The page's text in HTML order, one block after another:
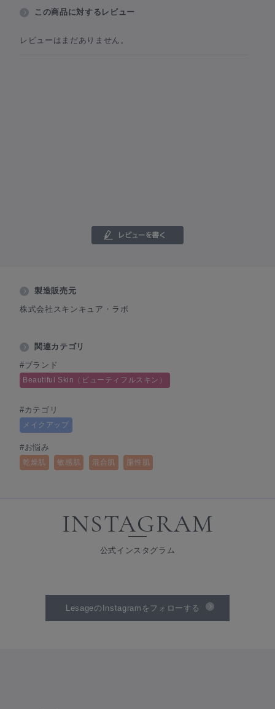
この商品に対するレビュー
レビューはまだありません。
製造販売元
株式会社スキンキュア・ラボ
関連カテゴリ
#ブランド
Beautiful Skin（ビューティフルスキン）
#カテゴリ
メイクアップ
#お悩み
乾燥肌 敏感肌 混合肌 脂性肌
INSTAGRAM
公式インスタグラム
LesageのInstagramをフォローする